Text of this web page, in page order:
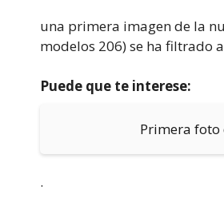
una primera imagen de la
modelos 206) se ha filtrado
Puede que te interese:
Primera foto
.